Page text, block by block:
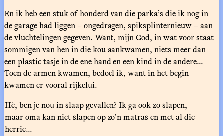
En ik heb een stuk of honderd van die parka’s die ik nog in
de garage had liggen – ongedragen, spiksplinternieuw – aan
de vluchtelingen gegeven. Want, mijn God, in wat voor staat
sommigen van hen in die kou aankwamen, niets meer dan
een plastic tasje in de ene hand en een kind in de andere...
Toen de armen kwamen, bedoel ik, want in het begin
kwamen er vooral rijkelui.
Hè, ben je nou in slaap gevallen? Ik ga ook zo slapen,
maar oma kan niet slapen op zo’n matras en met al die
herrie...